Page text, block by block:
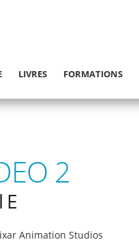
LIVRES FORMATIONS
2
E
Animation Studios